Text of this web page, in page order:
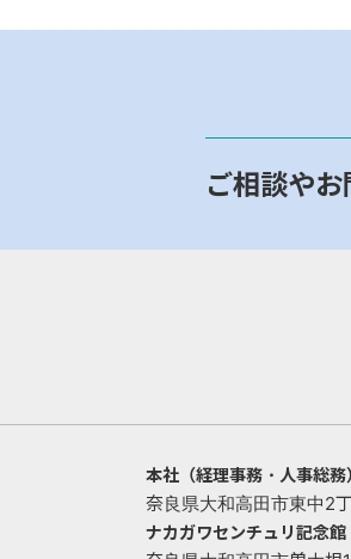
ご相談や
本社（経理事務・人事総務
奈良県大和高田市東中
ナカガワセンチュリ記念